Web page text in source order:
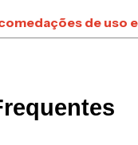
de uso